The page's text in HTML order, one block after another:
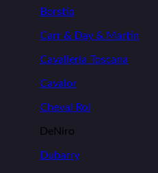
Borstiq
Carr & Day & Martin
Cavalleria Toscana
Cavalor
Cheval Roi
DeNiro
Dubarry